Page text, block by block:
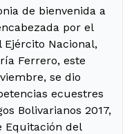
de bienvenida a
por el
Ejército Nacional,
Ferrero, este
se dio
ecuestres
Bolivarianos 2017,
Equitación del